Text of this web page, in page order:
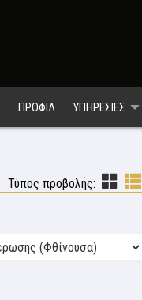
ΠΡΟΦΙΛ ΥΠΗΡΕΣΙΕΣ
Τύπος προβολής: